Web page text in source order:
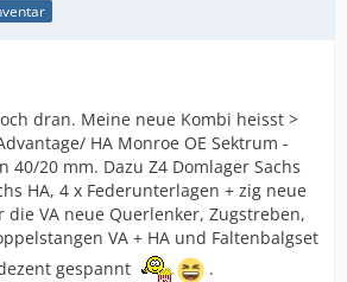
dran. Meine neue Kombi heisst >
HA Monroe OE Sektrum -
40/20 mm. Dazu Z4 Domlager Sachs
HA, 4 x Federunterlagen + zig neue
die VA neue Querlenker, Zugstreben,
VA + HA und Faltenbalgset
gespannt
.